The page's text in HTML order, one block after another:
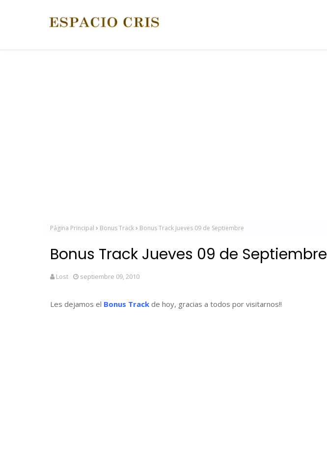
Página Principal Bonus Track Bonus Track Jueves 09 de Septiembre
Bonus Track Jueves 09 de Septiembre
Lost septiembre 09, 2010
Les dejamos el Bonus Track de hoy, gracias a todos por visitarnos!!